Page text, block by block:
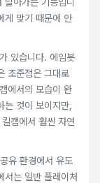
게 맞기 때문에 안
있습니다. 에임봇
조준점은 그대로
에서의 모습이 완
것이 보이지만,
캠에서 훨씬 자연
유 환경에서 유도
서는 일반 플레이처